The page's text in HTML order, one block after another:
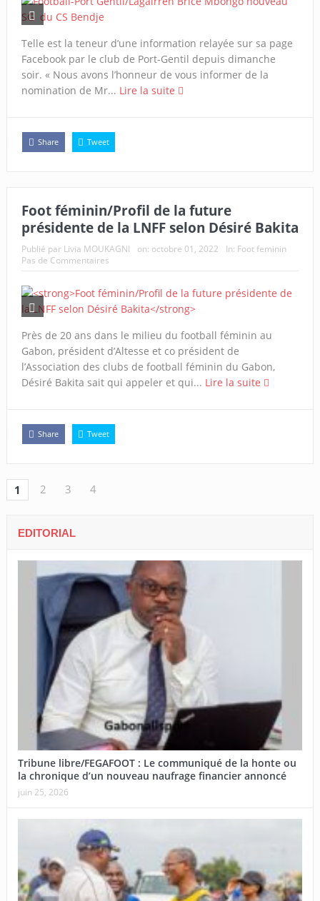
Telle est la teneur d’une information relayée sur sa page
Facebook par le club de Port-Gentil depuis dimanche
soir. « Nous avons l’honneur de vous informer de la
nomination de Mr... Lire la suite
Share Tweet
Foot féminin/Profil de la future
présidente de la LNFF selon Désiré Bakita
Publié par Livia MOUKAGNI on: octobre 01, 2022 In: Foot feminin
Pas de Commentaires
Près de 20 ans dans le milieu du football féminin au
Gabon, président d’Altesse et co président de
l’Association des clubs de football féminin du Gabon,
Désiré Bakita sait qui appeler et qui... Lire la suite
Share Tweet
1 2 3 4
EDITORIAL
Tribune libre/FEGAFOOT : Le communiqué de la honte ou
la chronique d’un nouveau naufrage financier annoncé
juin 25, 2026